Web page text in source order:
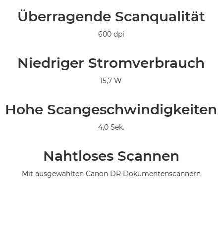
Technische Daten
Überragende Scanqualität
600 dpi
Niedriger Stromverbrauch
15,7 W
Hohe Scangeschwindigkeiten
4,0 Sek.
Nahtloses Scannen
Mit ausgewählten Canon DR Dokumentenscannern